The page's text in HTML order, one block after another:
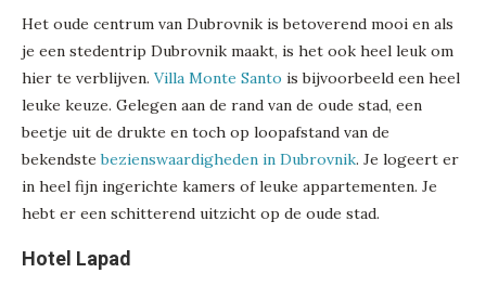
Het oude centrum van Dubrovnik is betoverend mooi en als
je een stedentrip Dubrovnik maakt, is het ook heel leuk om
hier te verblijven. Villa Monte Santo is bijvoorbeeld een heel
leuke keuze. Gelegen aan de rand van de oude stad, een
beetje uit de drukte en toch op loopafstand van de
bekendstebezienswaardigheden in Dubrovnik. Je logeert er
in heel fijn ingerichte kamers of leuke appartementen. Je
hebt er een schitterend uitzicht op de oude stad.
Hotel Lapad